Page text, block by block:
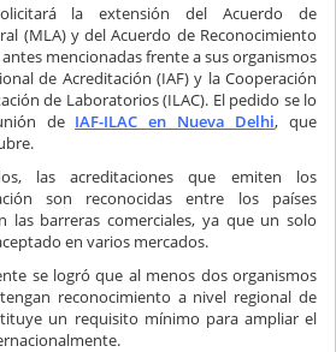
la extensión del Acuerdo de
(MLA) y del Acuerdo de Reconocimiento
mencionadas frente a sus organismos
de Acreditación (IAF) y la Cooperación
de Laboratorios (ILAC). El pedido se lo
de IAF-ILAC en Nueva Delhi, que
las acreditaciones que emiten los
son reconocidas entre los países
las barreras comerciales, ya que un solo
en varios mercados.
se logró que al menos dos organismos
reconocimiento a nivel regional de
un requisito mínimo para ampliar el